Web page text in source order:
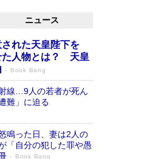
ニュース
れた天皇陛下を
た人物とは？ 天皇
Book Bang
線…9人の若者が死ん
難」に迫る
鳴った日、妻は2人の
「自分の犯した罪や愚
Book Bang